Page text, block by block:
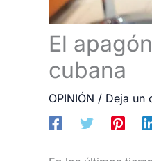
El
cubana
OPINIÓN / Deja un